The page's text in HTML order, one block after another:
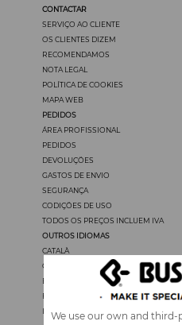
We use our own and third-
CONTACTAR
SERVIÇO AO CLIENTE
OS CLIENTES DIZEM
RECOMENDAMOS
NOTA LEGAL
POLÍTICA DE COOKIES
MAPA WEB
PEDIDOS
ÁREA PROFISSIONAL
PEDIDOS
DEVOLUÇÖES
GASTOS DE ENVIO
SEGURANÇA
CODIÇÖES DE USO
TODOS OS PREÇOS INCLUEM IVA
OUTROS IDIOMAS
CATALÀ
CASTELLANO
ENGLISH
FRANÇAIS
ITALIANO